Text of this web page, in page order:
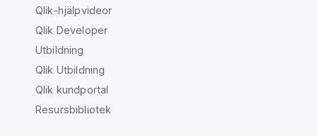
Qlik-hjälpvideor
Qlik Developer
Utbildning
Qlik Utbildning
Qlik kundportal
Resursbibliotek